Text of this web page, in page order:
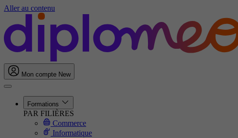
Aller au contenu
Mon compte New
Formations
PAR FILIÈRES
Commerce
Informatique